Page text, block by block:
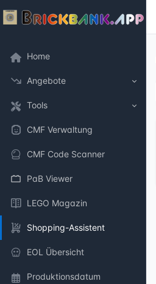
Home
Angebote
Tools
CMF Verwaltung
CMF Code Scanner
PaB Viewer
LEGO Magazin
Shopping-Assistent
EOL Übersicht
Produktionsdatum